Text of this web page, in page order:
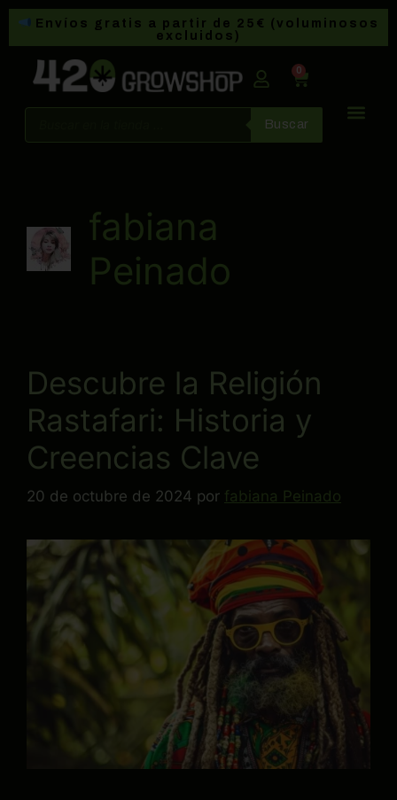
Envíos gratis a partir de 25€ (voluminosos
excluidos)
0
Buscar
fabiana
Peinado
Descubre la Religión
Rastafari: Historia y
Creencias Clave
20 de octubre de 2024 por fabiana Peinado